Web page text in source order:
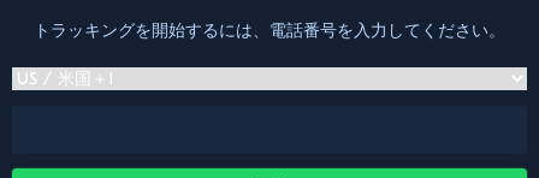
トラッキングを開始するには、電話番号を入力してください。